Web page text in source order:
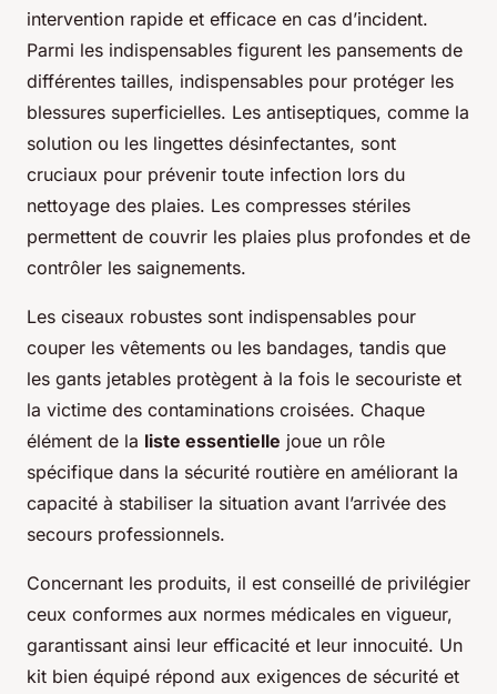
intervention rapide et efficace en cas d’incident.
Parmi les indispensables figurent les pansements de
différentes tailles, indispensables pour protéger les
blessures superficielles. Les antiseptiques, comme la
solution ou les lingettes désinfectantes, sont
cruciaux pour prévenir toute infection lors du
nettoyage des plaies. Les compresses stériles
permettent de couvrir les plaies plus profondes et de
contrôler les saignements.
Les ciseaux robustes sont indispensables pour
couper les vêtements ou les bandages, tandis que
les gants jetables protègent à la fois le secouriste et
la victime des contaminations croisées. Chaque
élément de la liste essentielle joue un rôle
spécifique dans la sécurité routière en améliorant la
capacité à stabiliser la situation avant l’arrivée des
secours professionnels.
Concernant les produits, il est conseillé de privilégier
ceux conformes aux normes médicales en vigueur,
garantissant ainsi leur efficacité et leur innocuité. Un
kit bien équipé répond aux exigences de sécurité et